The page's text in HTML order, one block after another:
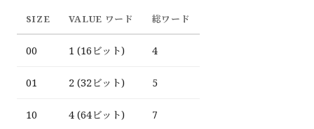
SIZE VALUE ワード 総ワード
00 1 (16ビット) 4
01 2 (32ビット) 5
10 4 (64ビット) 7